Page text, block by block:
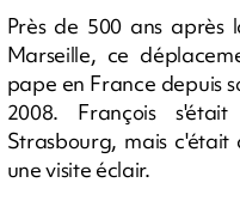
Près de 500 ans
Marseille, ce
pape en France depuis
2008. François
Strasbourg, mais
une visite éclair.